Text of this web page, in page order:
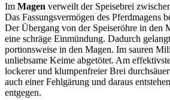
Im Magen verweilt der Speisebrei
Das Fassungsvermögen des Pferdmagens
Der Übergang von der Speiseröhre in den
eine schräge Einmündung. Dadurch
portionsweise in den Magen. Im sauren
unliebsame Keime abgetötet. Am
lockerer und klumpenfreier Brei
auch einer Fehlgärung und daraus
entgegen.